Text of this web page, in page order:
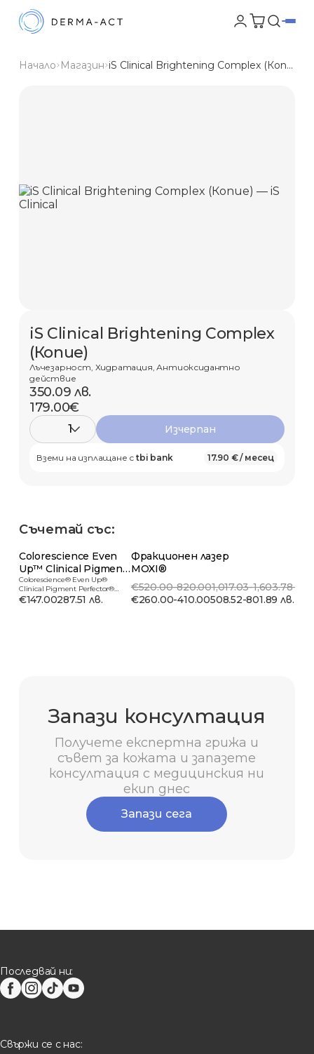
Начало Магазин iS Clinical Brightening Complex (Копие)
iS Clinical Brightening Complex
(Копие)
Лъчезарност, Хидратация, Антиоксидантно
действие
350.09 лв.
179.00€
1 Изчерпан
Вземи на изплащане сtbi bank 17.90 € / месец
Съчетай със:
Colorescience Even
Up™ Clinical Pigment
Perfector...
Colorescience® Even Up®
Clinical Pigment Perfector®
Слъ...
€147.00287.51 лв.
Фракционен лазер
MOXI®
€520.00-820.001,017.03-1,603.78 лв.
€260.00-410.00508.52-801.89 лв.
Запази консултация
Получете експертна грижа и
съвет за кожата и запазете
консултация с медицинския ни
екип днес
Запази сега
Последвай ни:
Свържи се с нас: